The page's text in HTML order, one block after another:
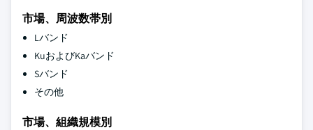
市場、周波数帯別
Lバンド
KuおよびKaバンド
Sバンド
その他
市場、組織規模別